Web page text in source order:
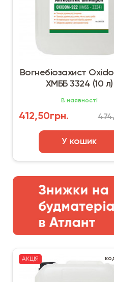
Вогнебіозахист
ХМББ 3324 (10 л)
В наявності
412,50грн.
У кошик
АКЦІЯ